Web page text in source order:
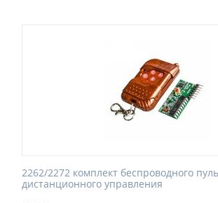
2262/2272 комплект беспроводного
дистанционного управления